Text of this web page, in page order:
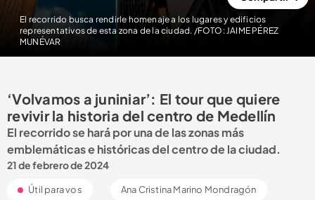
El recorrido busca rendirle homenaje a los lugares y edificios
representativos de esta zona de la ciudad. /FOTO: JAIME PÉREZ
MUNÉVAR
‘Volvamos a juniniar’: El tour que quiere
revivir la historia del centro de Medellín
El recorrido se hará por una de las zonas más
emblemáticas e históricas del centro de la ciudad.
21 de febrero de 2024
Útil para vos Ana Cristina Marino Mondragón